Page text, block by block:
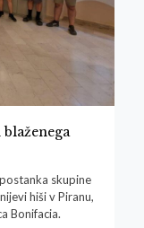
skupine
hiši v Piranu,
Bonifacia.